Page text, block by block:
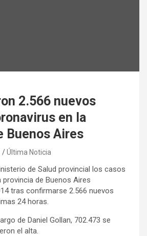
2.566 nuevos
en la
Buenos Aires
Última Noticia
de Salud provincial los casos
de Buenos Aires
tras confirmarse 2.566 nuevos
24 horas.
de Daniel Gollan, 702.473 se
el alta.